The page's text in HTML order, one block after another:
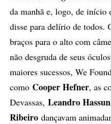
da manhã e, logo, de
disse para delírio de todos.
braços para o alto com
não desgruda de seus
maiores sucessos, We
como Cooper Hefner, as
Devassas, Leandro Hassun
Ribeiro dançavam